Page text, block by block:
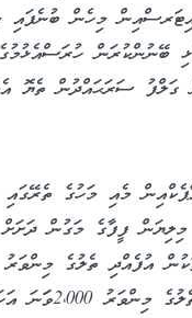
މިހެން ބުނެފައި
ބޭނުންކުރަން
ގަލްފު ސަރަޙައްދުން ތެޔޮ
ހިމެނޭ އޯޕެކްއިން މެއި
ވަނީ އޭގެ ކުރީ މަހާ އަޅާބަލައިއިރު ދުވާލަކު 1.06
ދަށްވެފައެވެ. މިއީ